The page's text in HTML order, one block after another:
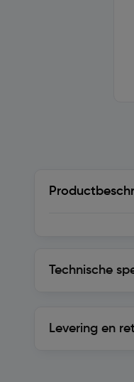
Technische
Levering en